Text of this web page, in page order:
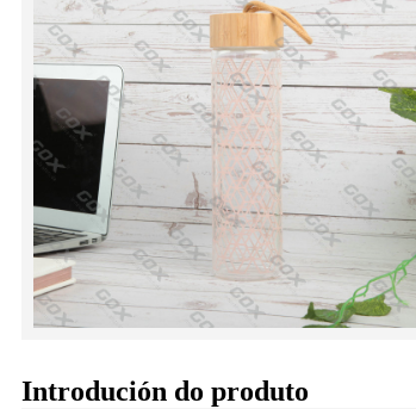
Introdución do produto